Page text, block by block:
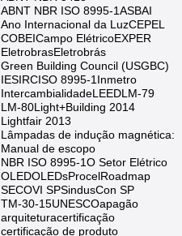
ABNT NBR ISO 8995-1ASBAI
Ano Internacional da LuzCEPEL
COBEICampo ElétricoEXPER
EletrobrasEletrobrás
Green Building Council (USGBC)
IESIRCISO 8995-1 Inmetro
IntercambialidadeLEEDLM-79
LM-80Light+Building 2014
Lightfair 2013
Lâmpadas de indução magnética:
Manual de escopo
NBR ISO 8995-1O Setor Elétrico
OLEDOLEDsProcelRoadmap
SECOVI SPSindusCon SP
TM-30-15UNESCOapagão
arquiteturacertificação
certificação de produto